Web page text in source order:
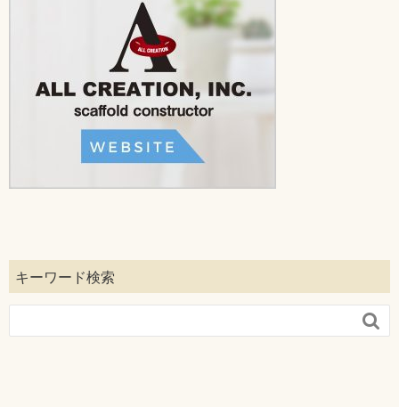
キーワード検索
